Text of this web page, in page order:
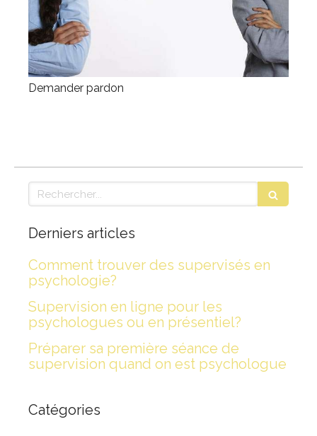
Demander pardon
Rechercher
Derniers articles
Comment trouver des supervisés en
psychologie?
Supervision en ligne pour les
psychologues ou en présentiel?
Préparer sa première séance de
supervision quand on est psychologue
Catégories